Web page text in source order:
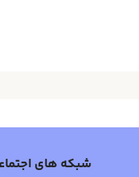
شبکه های